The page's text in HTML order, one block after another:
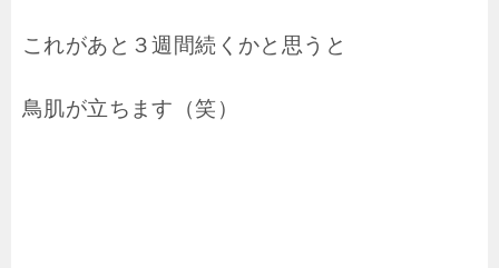
これがあと３週間続くかと思うと
鳥肌が立ちます（笑）